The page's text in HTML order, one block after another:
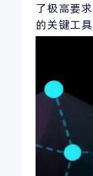
了极高要
的关键工具